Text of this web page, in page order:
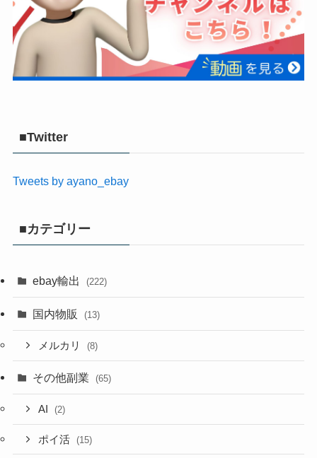
■Twitter
Tweets by ayano_ebay
■カテゴリー
ebay輸出 (222)
国内物販 (13)
メルカリ (8)
その他副業 (65)
AI (2)
ポイ活 (15)